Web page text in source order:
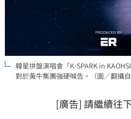
韓星拼盤演唱會「K-SPARK in
對於黃牛集團強硬喊告。（圖／翻攝自
[廣告] 請繼續往